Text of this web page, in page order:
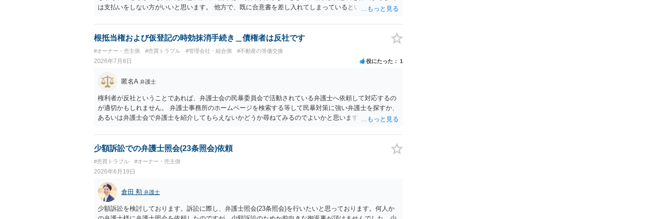
は支払いをしない方がいいと思います。 他方で、既に合意書を差し入れてしまっているということなの
について一切応じるつもりがない旨を書面で伝えたうえで、先に差し入れた合意書は撤回すると明確に示
す必要があります。
根抵当権および仮登記の時効抹消手続き＿債権者は反社です
#オーナー・売主側 #売買トラブル #管理会社・組合側 #不動産の等価交換
2026年7月8日 役にたった 1
匿名A 弁護士
権利者が反社ということであれば、弁護士会の民暴委員会で活動されている弁護士へ依頼して対応するの
が適切かもしれません。 弁護士事務所のホームページを検索する等して民暴対策に強い弁護士を探すか、
あるいは弁護士会で弁護士を紹介してもらえないかどうか尋ねてみるのでよいかと思います。
少額訴訟での弁護士照会(23条照会)依頼
#売買トラブル #オーナー・売主側
2026年6月19日
倉田 勲 弁護士
少額訴訟を検討しております。訴訟に際し、弁護士照会(23条照会)を行いたいと思っております。何人か